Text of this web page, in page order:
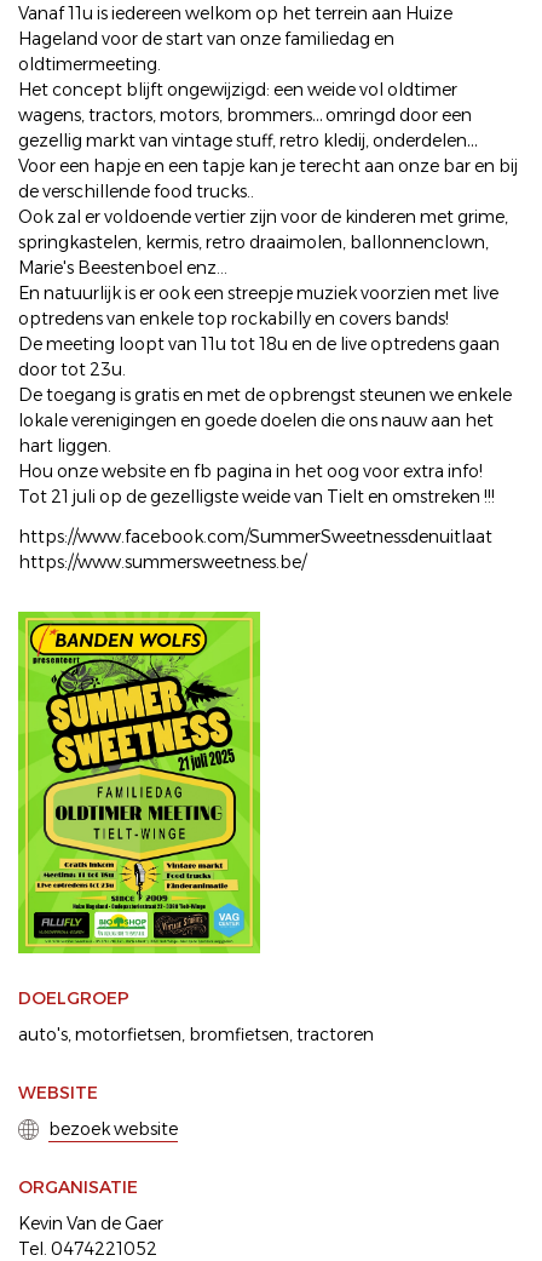
Vanaf 11u is iedereen welkom op het terrein aan Huize
Hageland voor de start van onze familiedag en
oldtimermeeting.
Het concept blijft ongewijzigd: een weide vol oldtimer
wagens, tractors, motors, brommers… omringd door een
gezellig markt van vintage stuff, retro kledij, onderdelen…
Voor een hapje en een tapje kan je terecht aan onze bar en bij
de verschillende food trucks..
Ook zal er voldoende vertier zijn voor de kinderen met grime,
springkastelen, kermis, retro draaimolen, ballonnenclown,
Marie's Beestenboel enz...
En natuurlijk is er ook een streepje muziek voorzien met live
optredens van enkele top rockabilly en covers bands!
De meeting loopt van 11u tot 18u en de live optredens gaan
door tot 23u.
De toegang is gratis en met de opbrengst steunen we enkele
lokale verenigingen en goede doelen die ons nauw aan het
hart liggen.
Hou onze website en fb pagina in het oog voor extra info!
Tot 21 juli op de gezelligste weide van Tielt en omstreken !!!
https://www.facebook.com/SummerSweetnessdenuitlaat
https://www.summersweetness.be/
DOELGROEP
auto's motorfietsen bromfietsen tractoren
WEBSITE
bezoek website
ORGANISATIE
Kevin Van de Gaer
Tel. 0474221052